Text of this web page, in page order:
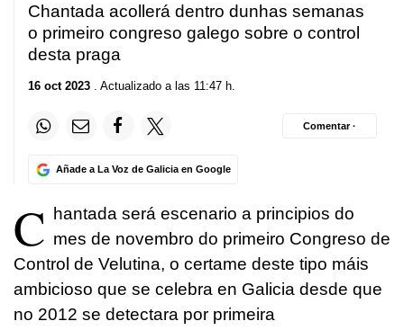
Chantada acollerá dentro dunhas semanas
o primeiro congreso galego sobre o control
desta praga
16 oct 2023 . Actualizado a las 11:47 h.
Añade a La Voz de Galicia en Google
Comentar ·
C
hantada será escenario a principios do
mes de novembro do primeiro Congreso de
Control de Velutina, o certame deste tipo máis
ambicioso que se celebra en Galicia desde que
no 2012 se detectara por primeira